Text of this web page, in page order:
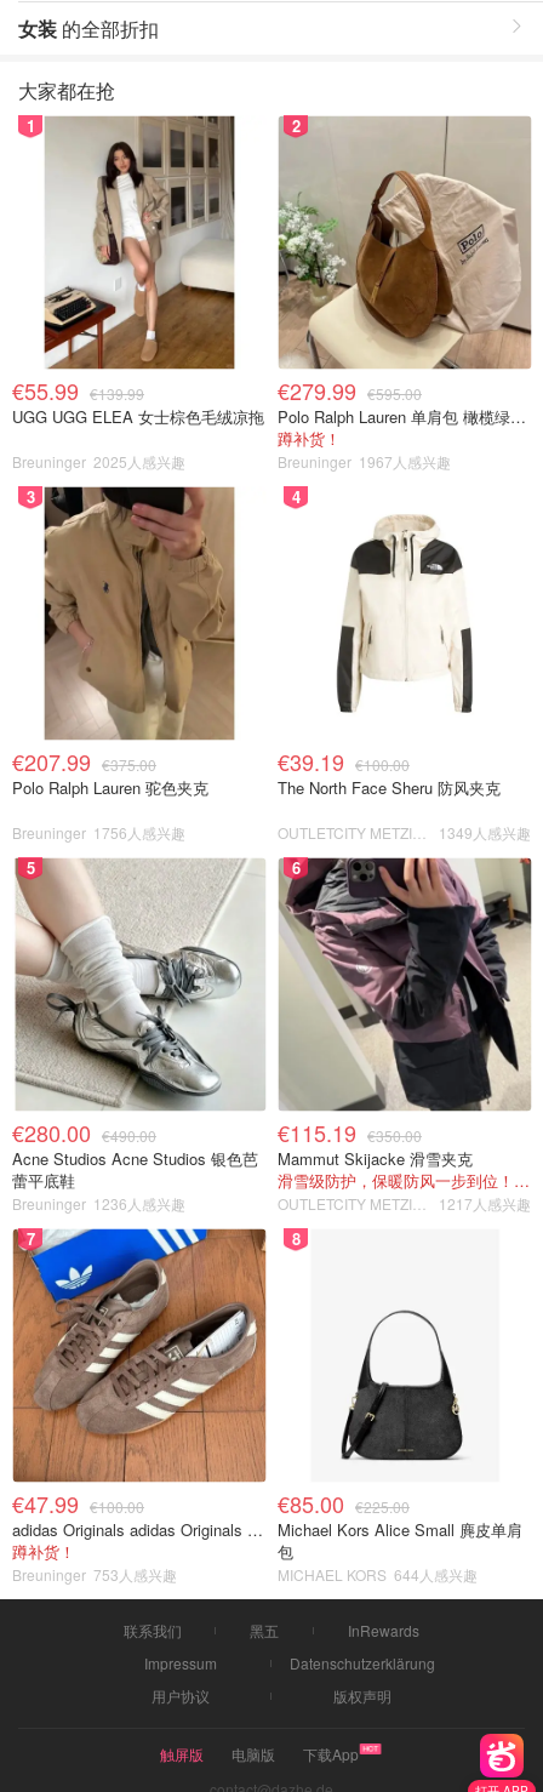
女装 的全部折扣
大家都在抢
1
€55.99 €139.99
UGG UGG ELEA 女士棕色毛绒凉拖
Breuninger 2025人感兴趣
2
€279.99 €595.00
Polo Ralph Lauren 单肩包 橄榄绿金色
蹲补货！
Breuninger 1967人感兴趣
3
€207.99 €375.00
Polo Ralph Lauren 驼色夹克
Breuninger 1756人感兴趣
4
€39.19 €100.00
The North Face Sheru 防风夹克
1349人感兴趣
5
€280.00 €490.00
Acne Studios Acne Studios 银色芭
蕾平底鞋
Breuninger 1236人感兴趣
6
€115.19 €350.00
Mammut Skijacke 滑雪夹克
滑雪级防护，保暖防风一步到位！仅剩s！
1217人感兴趣
7
€47.99 €100.00
adidas Originals adidas Originals TOKYO 复古休闲鞋 深棕色
蹲补货！
Breuninger 753人感兴趣
8
€85.00 €225.00
Michael Kors Alice Small 麂皮单肩
包
MICHAEL KORS 644人感兴趣
联系我们 黑五
InRewards
Impressum
Datenschutzerklärung
用户协议
版权声明
触屏版 电脑版
下载App